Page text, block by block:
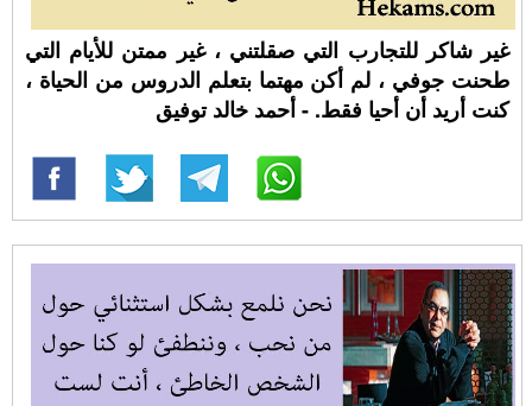
غير شاكر للتجارب التي صقلتني ، غير ممتن للأيام التي
طحنت جوفي ، لم أكن مهتما بتعلم الدروس من الحياة ،
كنت أريد أن أحيا فقط. - أحمد خالد توفيق